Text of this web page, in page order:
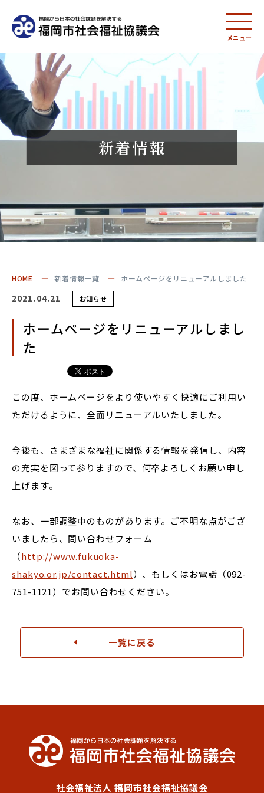
メニュー
新着情報
HOME 新着情報一覧 ホームページをリニューアルしました
2021.04.21 お知らせ
ホームページをリニューアルしまし
た
この度、ホームページをより使いやすく快適にご利用い
ただけるように、全面リニューアルいたしました。
今後も、さまざまな福祉に関係する情報を発信し、内容
の充実を図って参りますので、何卒よろしくお願い申し
上げます。
なお、一部調整中のものがあります。ご不明な点がござ
いましたら、問い合わせフォーム
（http://www.fukuoka-
shakyo.or.jp/contact.html）、もしくはお電話（092-
751-1121）でお問い合わせください。
一覧に戻る
社会福祉法人 福岡市社会福祉協議会